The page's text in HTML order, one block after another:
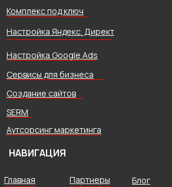
Сервисы для бизнеса
Создание сайтов
Аутсорсинг маркетинга
SERM
НАВИГАЦИЯ
Главная
Партнеры
Блог
Настройка Яндекс. Директ
Комплекс под ключ
Настройка Google Ads